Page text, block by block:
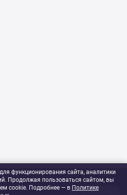
функционирования сайта, аналитики
Продолжая пользоваться сайтом, вы
cookie. Подробнее — в Политике